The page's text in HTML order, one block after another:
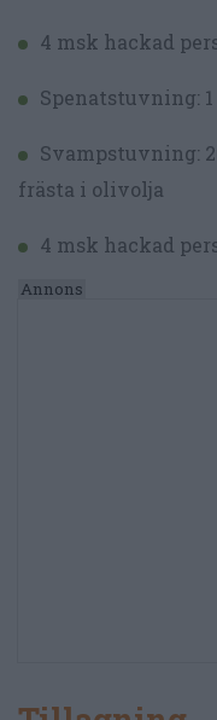
4 msk hackad
Spenatstuvning:
Svampstuvning:
frästa i olivolja
4 msk hackad